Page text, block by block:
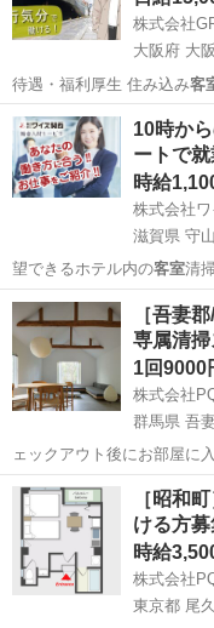
株式会社
大阪府 大
待遇・福利厚生 住み込み客
大阪 大阪市 その他
10時か
ートで
時給
株式会社
滋賀県 守
望できるホテル内の客室清
室では、ワイパーを使…
滋賀 守山市 清掃
［吾妻
専属清
1回9000
株式会社
群馬県 吾
ェックアウト後にお部屋に
ンの洗濯乾燥、 …
群馬 吾妻郡 清掃
［昭和
ける方募
時給
株式会社
東京都 尾